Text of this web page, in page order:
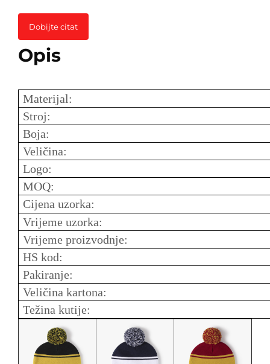
Dobijte citat
Opis
Materijal:
Stroj:
Boja:
Veličina:
Logo:
MOQ:
Cijena uzorka:
Vrijeme uzorka:
Vrijeme proizvodnje:
HS kod:
Pakiranje:
Veličina kartona:
Težina kutije: